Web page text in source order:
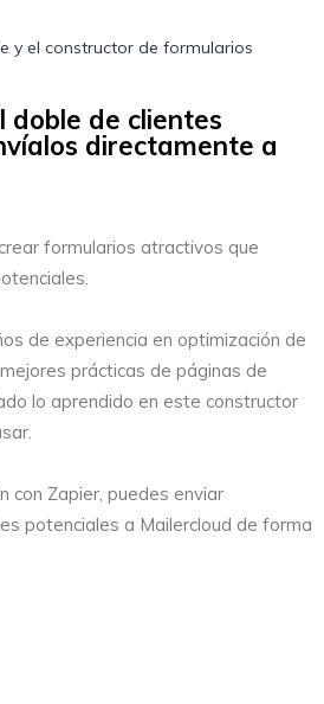
doble de clientes
directamente a
formularios atractivos que
de experiencia en optimización de
prácticas de páginas de
lo aprendido en este constructor
con Zapier, puedes enviar
potenciales a Mailercloud de forma